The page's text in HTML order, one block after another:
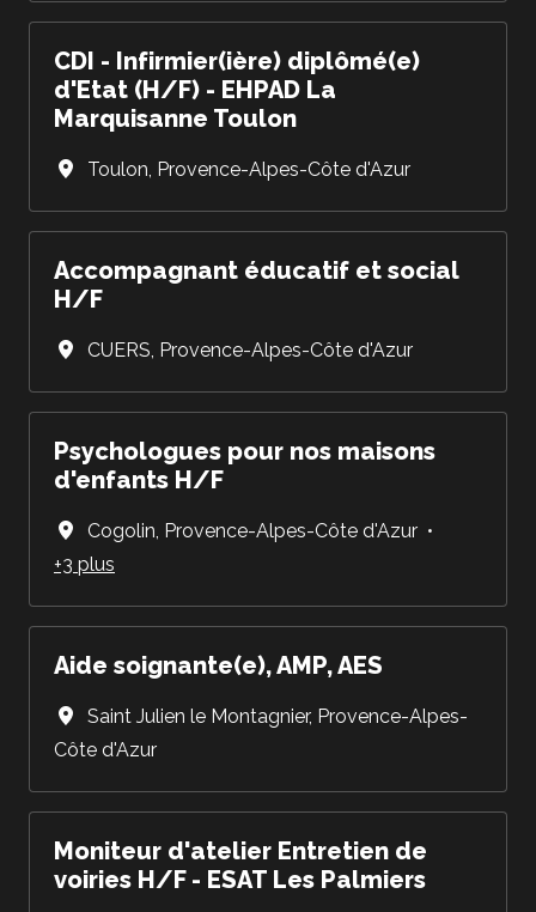
CDI - Infirmier(ière) diplômé(e)
d'Etat (H/F) - EHPAD La
Marquisanne Toulon
Toulon, Provence-Alpes-Côte d'Azur
Accompagnant éducatif et social
H/F
CUERS, Provence-Alpes-Côte d'Azur
Psychologues pour nos maisons
d'enfants H/F
Cogolin, Provence-Alpes-Côte d'Azur •
+3 plus
Aide soignante(e), AMP, AES
Saint Julien le Montagnier, Provence-Alpes-
Côte d'Azur
Moniteur d'atelier Entretien de
voiries H/F - ESAT Les Palmiers